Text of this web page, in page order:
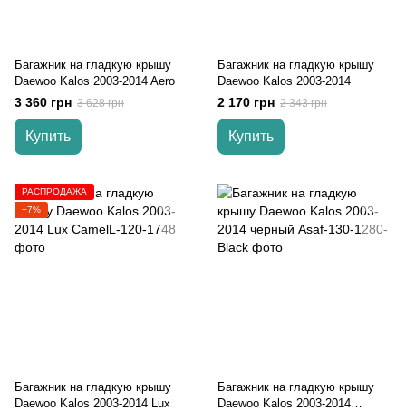
Багажник на гладкую крышу
Daewoo Kalos 2003-2014 Aero
3 360 грн 3 628 грн
Купить
Багажник на гладкую крышу
Daewoo Kalos 2003-2014
2 170 грн 2 343 грн
Купить
РАСПРОДАЖА
−7%
Багажник на гладкую крышу
Daewoo Kalos 2003-2014 Lux
Багажник на гладкую крышу
Daewoo Kalos 2003-2014